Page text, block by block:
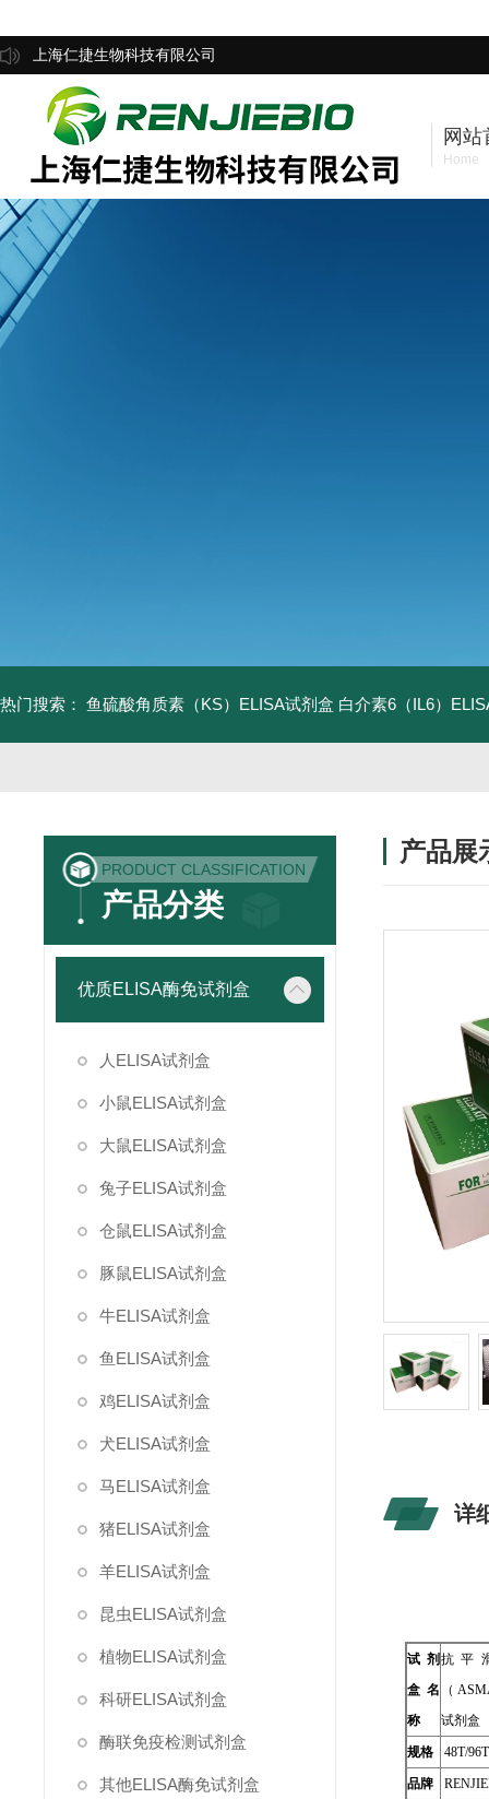
上海仁捷生物科技有限公司
网站
Home
热门搜索： 鱼硫酸角质素（KS）ELISA试剂盒 白介素6（IL6）
PRODUCT CLASSIFICATION
产品分类
优质ELISA酶免试剂盒
人ELISA试剂盒
小鼠ELISA试剂盒
大鼠ELISA试剂盒
兔子ELISA试剂盒
仓鼠ELISA试剂盒
豚鼠ELISA试剂盒
牛ELISA试剂盒
鱼ELISA试剂盒
鸡ELISA试剂盒
犬ELISA试剂盒
马ELISA试剂盒
猪ELISA试剂盒
羊ELISA试剂盒
昆虫ELISA试剂盒
植物ELISA试剂盒
科研ELISA试剂盒
酶联免疫检测试剂盒
其他ELISA酶免试剂盒
产品展
详
试剂
盒名
称
抗平
（
试剂盒
规格 48T/96T
品牌